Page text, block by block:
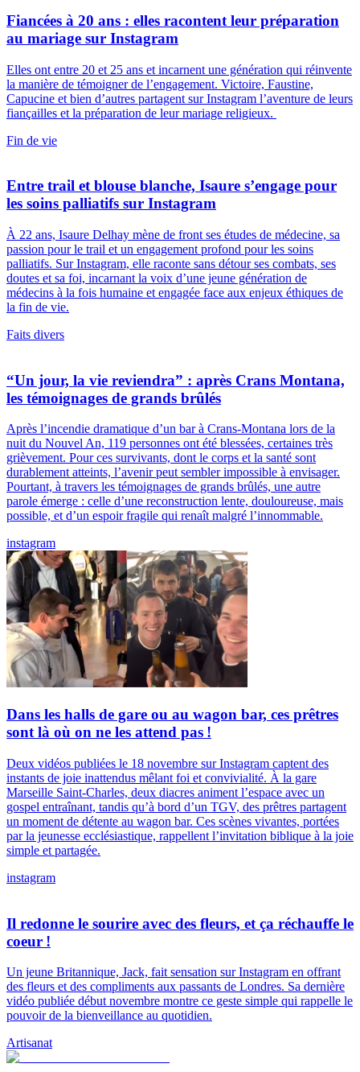
Fiancées à 20 ans : elles racontent leur préparation
au mariage sur Instagram
Elles ont entre 20 et 25 ans et incarnent une génération qui réinvente
la manière de témoigner de l’engagement. Victoire, Faustine,
Capucine et bien d’autres partagent sur Instagram l’aventure de leurs
fiançailles et la préparation de leur mariage religieux.
Fin de vie
Entre trail et blouse blanche, Isaure s’engage pour
les soins palliatifs sur Instagram
À 22 ans, Isaure Delhay mène de front ses études de médecine, sa
passion pour le trail et un engagement profond pour les soins
palliatifs. Sur Instagram, elle raconte sans détour ses combats, ses
doutes et sa foi, incarnant la voix d’une jeune génération de
médecins à la fois humaine et engagée face aux enjeux éthiques de
la fin de vie.
Faits divers
“Un jour, la vie reviendra” : après Crans Montana,
les témoignages de grands brûlés
Après l’incendie dramatique d’un bar à Crans-Montana lors de la
nuit du Nouvel An, 119 personnes ont été blessées, certaines très
grièvement. Pour ces survivants, dont le corps et la santé sont
durablement atteints, l’avenir peut sembler impossible à envisager.
Pourtant, à travers les témoignages de grands brûlés, une autre
parole émerge : celle d’une reconstruction lente, douloureuse, mais
possible, et d’un espoir fragile qui renaît malgré l’innommable.
instagram
Dans les halls de gare ou au wagon bar, ces prêtres
sont là où on ne les attend pas !
Deux vidéos publiées le 18 novembre sur Instagram captent des
instants de joie inattendus mêlant foi et convivialité. À la gare
Marseille Saint-Charles, deux diacres animent l’espace avec un
gospel entraînant, tandis qu’à bord d’un TGV, des prêtres partagent
un moment de détente au wagon bar. Ces scènes vivantes, portées
par la jeunesse ecclésiastique, rappellent l’invitation biblique à la joie
simple et partagée.
instagram
Il redonne le sourire avec des fleurs, et ça réchauffe le
coeur !
Un jeune Britannique, Jack, fait sensation sur Instagram en offrant
des fleurs et des compliments aux passants de Londres. Sa dernière
vidéo publiée début novembre montre ce geste simple qui rappelle le
pouvoir de la bienveillance au quotidien.
Artisanat